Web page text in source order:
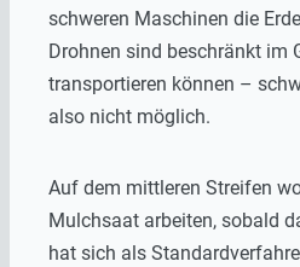
schweren Maschinen die
Drohnen sind beschränkt im
transportieren können –
also nicht möglich.
Auf dem mittleren Streifen
Mulchsaat arbeiten, sobald
hat sich als